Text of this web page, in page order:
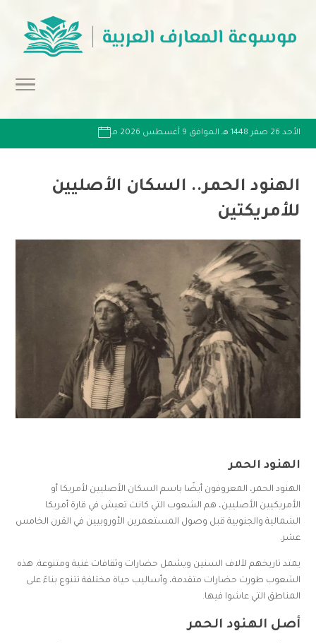
الأحد 26 صفر 1448 هـ الموافق 9 أغسطس 2026 مـ
الهنود الحمر.. السكان الأصليين
للأمريكتين
الهنود الحمر
الهنود الحمر، المعروفون أيضًا باسم السكان الأصليين لأمريكا أو
الأمريكيين الأصليين، هم الشعوب التي كانت تعيش في قارة أمريكا
الشمالية والجنوبية قبل وصول المستعمرين الأوروبيين في القرن الخامس
عشر.
يمتد تاريخهم لآلاف السنين ويشمل حضارات وثقافات غنية ومتنوعة. هذه
الشعوب طورت حضارات متقدمة، وأساليب حياة مختلفة تتنوع بناءً على
المناطق التي عاشوا فيها.
أصل الهنود الحمر